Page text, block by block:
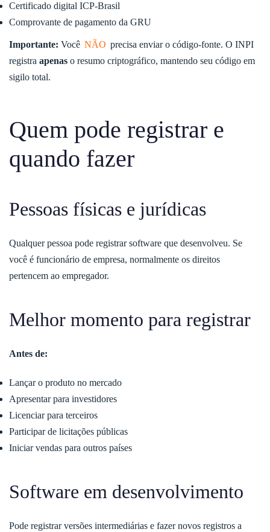
Certificado digital ICP-Brasil
Comprovante de pagamento da GRU
Importante: Você NÃO precisa enviar o código-fonte. O INPI
registra apenas o resumo criptográfico, mantendo seu código em
sigilo total.
Quem pode registrar e
quando fazer
Pessoas físicas e jurídicas
Qualquer pessoa pode registrar software que desenvolveu. Se
você é funcionário de empresa, normalmente os direitos
pertencem ao empregador.
Melhor momento para registrar
Antes de:
Lançar o produto no mercado
Apresentar para investidores
Licenciar para terceiros
Participar de licitações públicas
Iniciar vendas para outros países
Software em desenvolvimento
Pode registrar versões intermediárias e fazer novos registros a